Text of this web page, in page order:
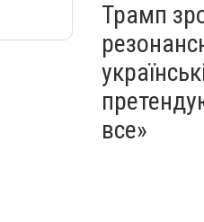
Трамп
все»